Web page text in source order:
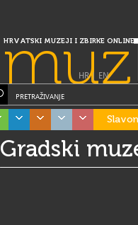
HRVATSKI MUZEJI I ZBIRKE ONLINE
muz
HR| EN
PRETRAŽIVANJE
Gradski